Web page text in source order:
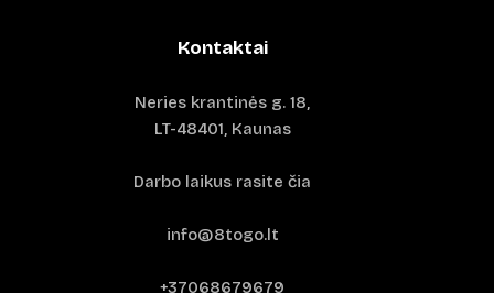
Kontaktai
Neries krantinės g. 18,
LT-48401, Kaunas
Darbo laikus rasite čia
info@8togo.lt
+37068679679